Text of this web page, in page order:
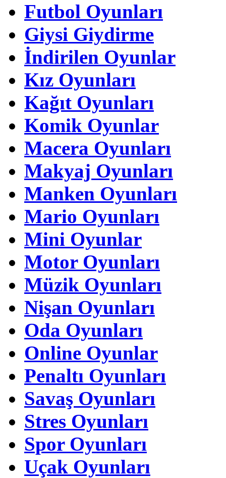
Futbol Oyunları
Giysi Giydirme
İndirilen Oyunlar
Kız Oyunları
Kağıt Oyunları
Komik Oyunlar
Macera Oyunları
Makyaj Oyunları
Manken Oyunları
Mario Oyunları
Mini Oyunlar
Motor Oyunları
Müzik Oyunları
Nişan Oyunları
Oda Oyunları
Online Oyunlar
Penaltı Oyunları
Savaş Oyunları
Stres Oyunları
Spor Oyunları
Uçak Oyunları